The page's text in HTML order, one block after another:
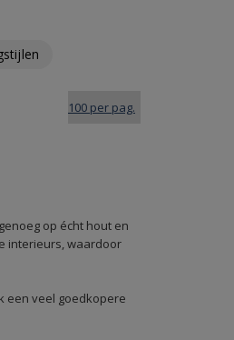
op écht hout en
interieurs, waardoor
een veel goedkopere